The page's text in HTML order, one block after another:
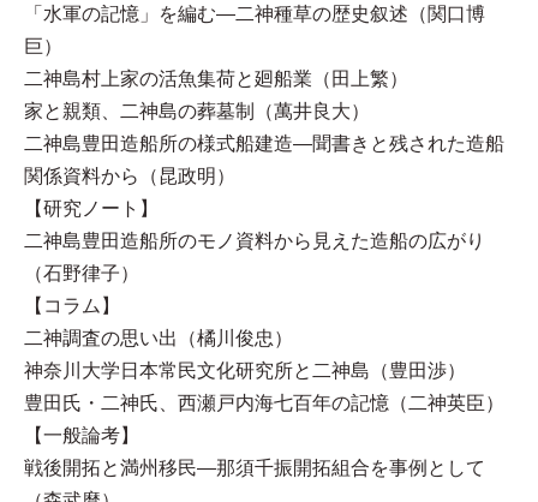
「水軍の記憶」を編む—二神種草の歴史叙述（関口博
巨）
二神島村上家の活魚集荷と廻船業（田上繁）
家と親類、二神島の葬墓制（萬井良大）
二神島豊田造船所の様式船建造—聞書きと残された造船
関係資料から（昆政明）
【研究ノート】
二神島豊田造船所のモノ資料から見えた造船の広がり
（石野律子）
【コラム】
二神調査の思い出（橘川俊忠）
神奈川大学日本常民文化研究所と二神島（豊田渉）
豊田氏・二神氏、西瀬戸内海七百年の記憶（二神英臣）
【一般論考】
戦後開拓と満州移民—那須千振開拓組合を事例として